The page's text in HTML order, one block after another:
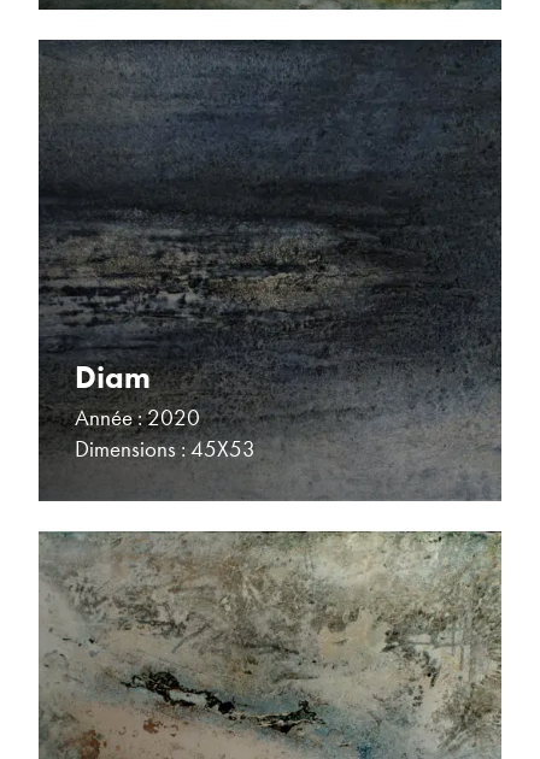
Diam
Année : 2020
Dimensions : 45X53